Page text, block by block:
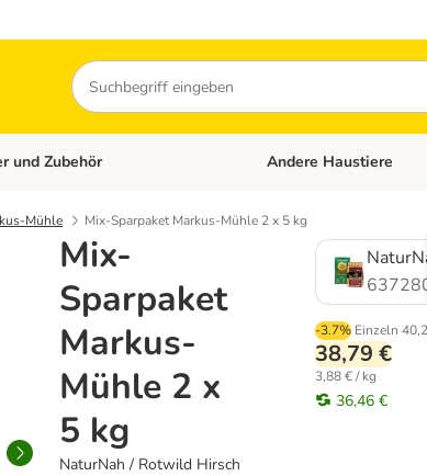
Suchen
öffnen: Hundefutter und Zubehör
und Zubehör Kategorie-Menü öffnen:
Andere Haustiere
Mühle Mix-Sparpaket Markus-Mühle 2 x 5 kg
Mix-
Sparpaket
Markus-
Mühle 2 x
5 kg
NaturNah / Rotwild Hirsch
-3.7% Einzeln
38,79 €
3,88 € / kg
36,46 €